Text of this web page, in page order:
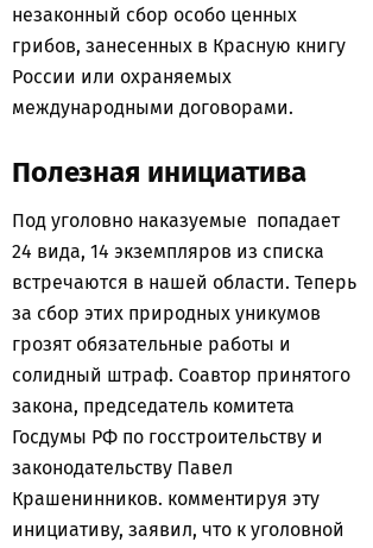
незаконный сбор особо ценных
грибов, занесенных в Красную книгу
России или охраняемых
международными договорами.
Полезная инициатива
Под уголовно наказуемые попадает
24 вида, 14 экземпляров из списка
встречаются в нашей области. Теперь
за сбор этих природных уникумов
грозят обязательные работы и
солидный штраф. Соавтор принятого
закона, председатель комитета
Госдумы РФ по госстроительству и
законодательству Павел
Крашенинников. комментируя эту
инициативу, заявил, что к уголовной